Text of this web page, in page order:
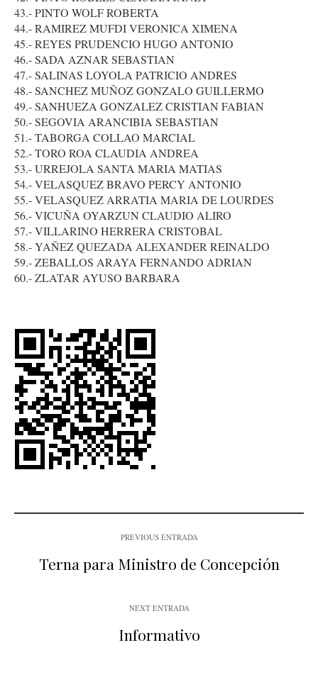
43.- PINTO WOLF ROBERTA
44.- RAMIREZ MUFDI VERONICA XIMENA
45.- REYES PRUDENCIO HUGO ANTONIO
46.- SADA AZNAR SEBASTIAN
47.- SALINAS LOYOLA PATRICIO ANDRES
48.- SANCHEZ MUÑOZ GONZALO GUILLERMO
49.- SANHUEZA GONZALEZ CRISTIAN FABIAN
50.- SEGOVIA ARANCIBIA SEBASTIAN
51.- TABORGA COLLAO MARCIAL
52.- TORO ROA CLAUDIA ANDREA
53.- URREJOLA SANTA MARIA MATIAS
54.- VELASQUEZ BRAVO PERCY ANTONIO
55.- VELASQUEZ ARRATIA MARIA DE LOURDES
56.- VICUÑA OYARZUN CLAUDIO ALIRO
57.- VILLARINO HERRERA CRISTOBAL
58.- YAÑEZ QUEZADA ALEXANDER REINALDO
59.- ZEBALLOS ARAYA FERNANDO ADRIAN
60.- ZLATAR AYUSO BARBARA
PREVIOUS ENTRADA
Terna para Ministro de Concepción
NEXT ENTRADA
Informativo